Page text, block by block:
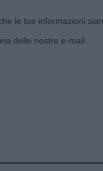
le tue informazioni
delle nostre e-mail.